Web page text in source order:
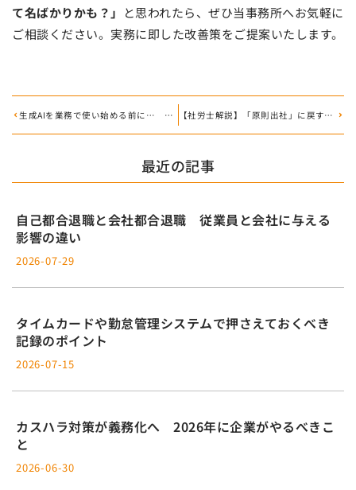
て名ばかりかも？」
と思われたら、ぜひ当事務所へお気軽に
ご相談ください。実務に即した改善策をご提案いたします。
生成AIを業務で使い始める前に… 知っておきたい労務リスクと社内ルール作り 【社労士解説】「原則出社」に戻すべき？ 優秀な社員に選ばれ続けるためのリモートワーク活用術
最近の記事
自己都合退職と会社都合退職 従業員と会社に与える
影響の違い
2026-07-29
タイムカードや勤怠管理システムで押さえておくべき
記録のポイント
2026-07-15
カスハラ対策が義務化へ 2026年に企業がやるべきこ
と
2026-06-30